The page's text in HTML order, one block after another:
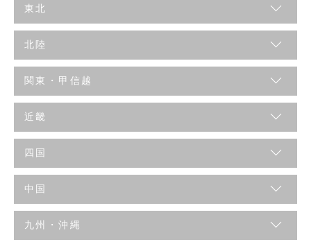
東北
北陸
関東・甲信越
近畿
四国
中国
九州・沖縄